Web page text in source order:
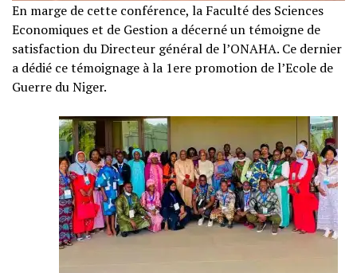
En marge de cette conférence, la Faculté des Sciences
Economiques et de Gestion a décerné un témoigne de
satisfaction du Directeur général de l’ONAHA. Ce dernier
a dédié ce témoignage à la 1ere promotion de l’Ecole de
Guerre du Niger.